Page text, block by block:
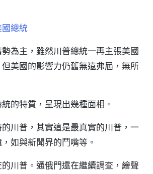
總統
為主，雖然川普總統一再主張美國
美國的影響力仍舊無遠弗屆，無所
的特質，呈現出幾種面相。
川普，其實這是最真實的川普，一
如與新聞界的鬥嘴等。
川普。通俄門還在繼續調查，繪聲